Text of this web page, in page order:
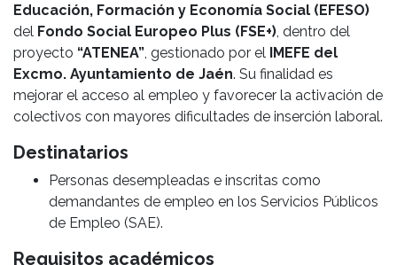
Educación, Formación y Economía Social (EFESO)
del Fondo Social Europeo Plus (FSE+) , dentro del
proyecto “ATENEA” , gestionado por el IMEFE del
Excmo. Ayuntamiento de Jaén. Su finalidad es
mejorar el acceso al empleo y favorecer la activación de
colectivos con mayores dificultades de inserción laboral.
Destinatarios
Personas desempleadas e inscritas como
demandantes de empleo en los Servicios Públicos
de Empleo (SAE).
Requisitos académicos